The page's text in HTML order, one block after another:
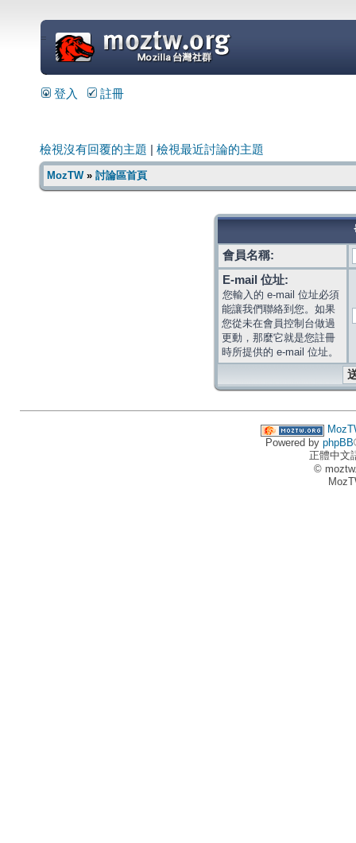
=
登入 註冊
檢視沒有回覆的主題 檢視最近討論的主題
MozTW» 討論區首頁
會員名稱:
E-mail 位址:
您輸入的 e-mail 位址必須
能讓我們聯絡到您。如果
您從未在會員控制台做過
更動，那麼它就是您註冊
時所提供的 e-mail 位址。
Powered by phpBB
正體中文
©